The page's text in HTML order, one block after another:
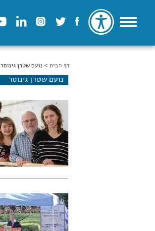
הינך נמצא כאן
דף הבית > נועם שטרן גינוסר
נועם שטרן גינוסר